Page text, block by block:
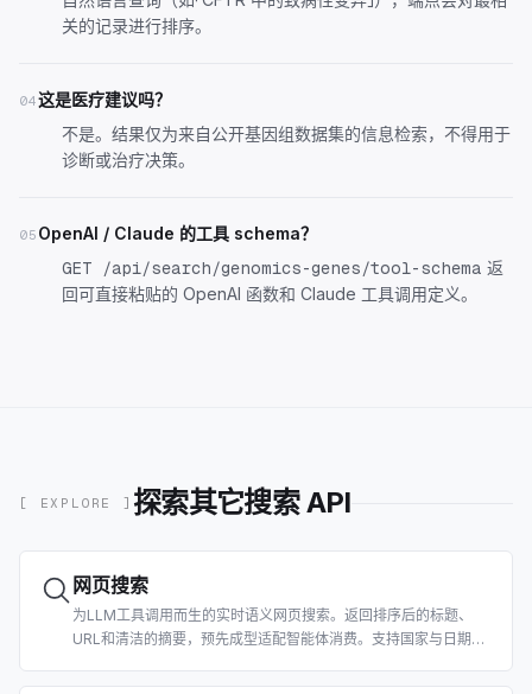
关的记录进行排序。
04这是医疗建议吗？
不是。结果仅为来自公开基因组数据集的信息检索，不得用于
诊断或治疗决策。
05 OpenAI / Claude 的工具 schema？
GET /api/search/genomics-genes/tool-schema 返
回可直接粘贴的 OpenAI 函数和 Claude 工具调用定义。
[ EXPLORE ] 探索其它搜索 API
网页搜索
为LLM工具调用而生的实时语义网页搜索。返回排序后的标题、
URL和清洁的摘要，预先成型适配智能体消费。支持国家与日期过